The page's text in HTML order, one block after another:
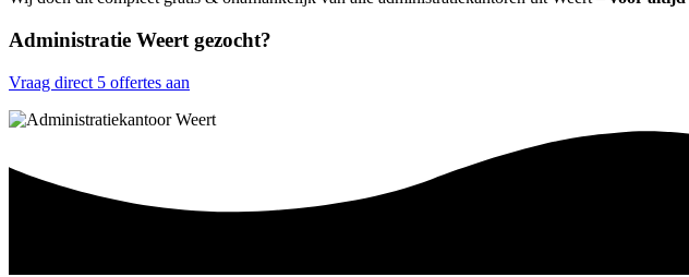
Administratie Weert gezocht?
Vraag direct 5 offertes aan